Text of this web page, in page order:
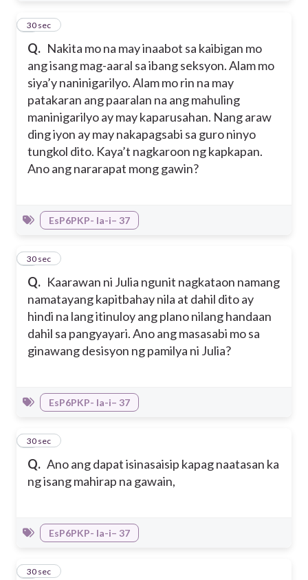
Q. Nakita mo na may inaabot sa kaibigan mo
ang isang mag-aaral sa ibang seksyon. Alam mo
siya’y naninigarilyo. Alam mo rin na may
patakaran ang paaralan na ang mahuling
maninigarilyo ay may kaparusahan. Nang araw
ding iyon ay may nakapagsabi sa guro ninyo
tungkol dito. Kaya’t nagkaroon ng kapkapan.
Ano ang nararapat mong gawin?
6
30 sec
EsP6PKP- Ia-i– 37
Q. Kaarawan ni Julia ngunit nagkataon namang
namatayang kapitbahay nila at dahil dito ay
hindi na lang itinuloy ang plano nilang handaan
dahil sa pangyayari. Ano ang masasabi mo sa
ginawang desisyon ng pamilya ni Julia?
7
30 sec
EsP6PKP- Ia-i– 37
Q. Ano ang dapat isinasaisip kapag naatasan ka
ng isang mahirap na gawain,
8
30 sec
EsP6PKP- Ia-i– 37
9
30 sec